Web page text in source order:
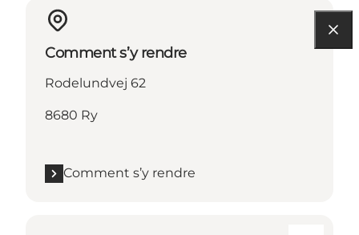
Comment s’y rendre
Rodelundvej 62
8680 Ry
Comment s’y rendre